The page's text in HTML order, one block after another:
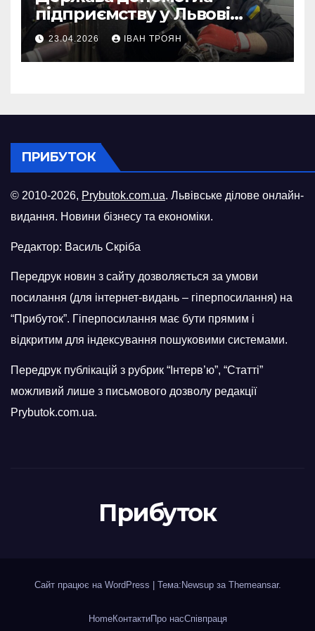
підприємству у Львові
відновити виробничі
потужності після атаки
російського БПЛА
23.04.2026 ІВАН ТРОЯН
ПРИБУТОК
© 2010-2026, Prybutok.com.ua. Львівське ділове онлайн-
видання. Новини бізнесу та економіки.
Редактор: Василь Скріба
Передрук новин з сайту дозволяється за умови
посилання (для інтернет-видань – гіперпосилання) на
“Прибуток”. Гіперпосилання має бути прямим і
відкритим для індексування пошуковими системами.
Передрук публікацій з рубрик “Інтерв’ю”, “Статті”
можливий лише з письмового дозволу редакції
Prybutok.com.ua.
Прибуток
Сайт працює на WordPress Тема:Newsup за Themeansar.
HomeКонтактиПро насСпівпраця